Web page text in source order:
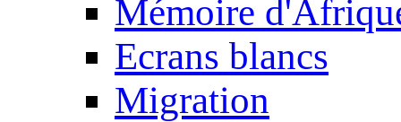
Mémoire
Ecrans blancs
Migration